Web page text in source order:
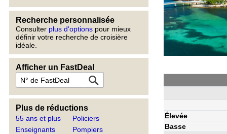
Recherche personnalisée
Consulter plus d'options pour mieux
définir votre recherche de croisière
idéale.
Afficher un FastDeal
Plus de réductions
55 ans et plus
Enseignants
Policiers
Pompiers
Élevée
Basse